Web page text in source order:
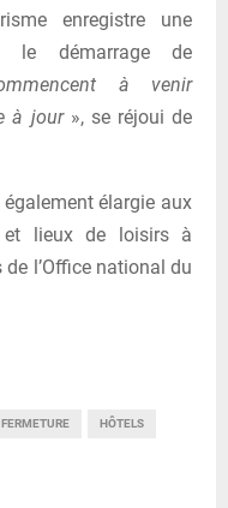
enregistre une
le démarrage de
à venir
à jour», se réjoui de
élargie aux
et lieux de loisirs à
l’Office national du
FERMETURE HÔTELS